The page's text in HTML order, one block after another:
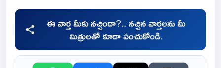
ఈ వార్త మీకు నచ్చిందా?.. నచ్చిన వార్తలను మీ
మిత్రులతో కూడా పంచుకోండి.